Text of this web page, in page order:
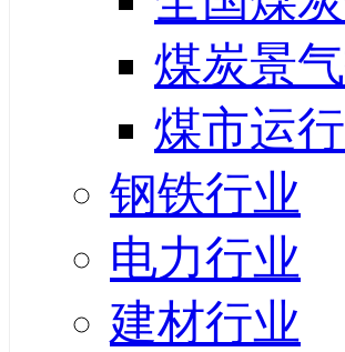
煤炭景
煤市运
钢铁行业
电力行业
建材行业